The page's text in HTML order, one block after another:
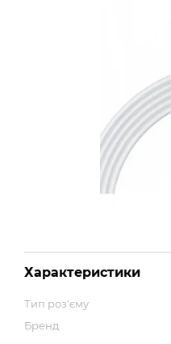
Характеристики
Тип роз'єму
Бренд